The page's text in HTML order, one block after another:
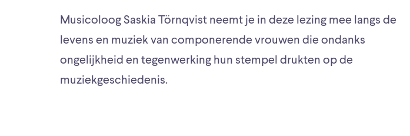
Musicoloog Saskia Törnqvist neemt je in deze lezing mee langs de
levens en muziek van componerende vrouwen die ondanks
ongelijkheid en tegenwerking hun stempel drukten op de
muziekgeschiedenis.